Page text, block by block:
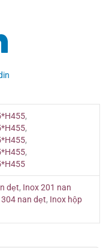
,
,
,
,
dẹt, Inox 201 nan
304 nan dẹt, Inox hộp